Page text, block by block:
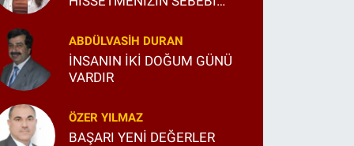
OLABİLİR
ABDÜLVASIH DURAN
İNSANIN İKİ DOĞUM GÜNÜ
VARDIR
ÖZER YILMAZ
BAŞARI YENİ DEĞERLER